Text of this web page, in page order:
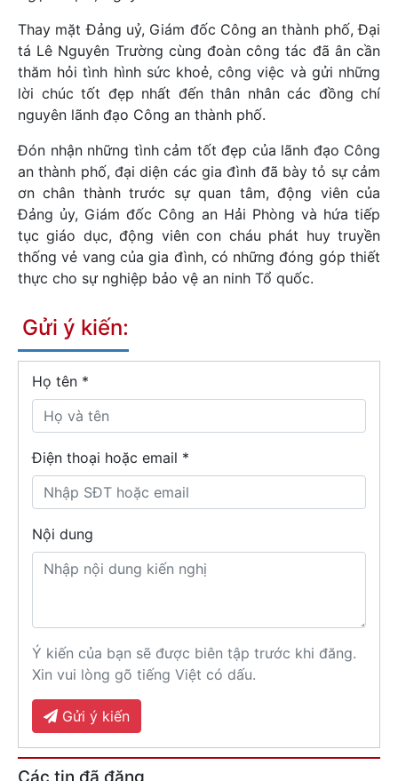
Thay mặt Đảng uỷ, Giám đốc Công an thành phố, Đại
tá Lê Nguyên Trường cùng đoàn công tác đã ân cần
thăm hỏi tình hình sức khoẻ, công việc và gửi những
lời chúc tốt đẹp nhất đến thân nhân các đồng chí
nguyên lãnh đạo Công an thành phố.
Đón nhận những tình cảm tốt đẹp của lãnh đạo Công
an thành phố, đại diện các gia đình đã bày tỏ sự cảm
ơn chân thành trước sự quan tâm, động viên của
Đảng ủy, Giám đốc Công an Hải Phòng và hứa tiếp
tục giáo dục, động viên con cháu phát huy truyền
thống vẻ vang của gia đình, có những đóng góp thiết
thực cho sự nghiệp bảo vệ an ninh Tổ quốc.
Gửi ý kiến:
Họ tên *
Điện thoại hoặc email *
Nội dung
Ý kiến của bạn sẽ được biên tập trước khi đăng.
Xin vui lòng gõ tiếng Việt có dấu.
Gửi ý kiến